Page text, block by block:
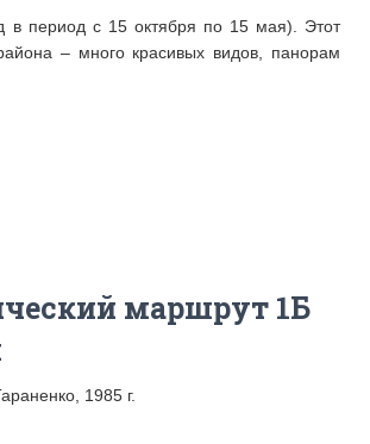
в период с 15 октября по 15 мая). Этот
– много красивых видов, панорам
маршрут 1Б
1985 г.